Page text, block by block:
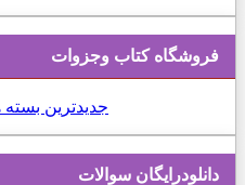
فروشگاه کتاب وجزوات
جدیدترین
دانلودرایگان سوالات